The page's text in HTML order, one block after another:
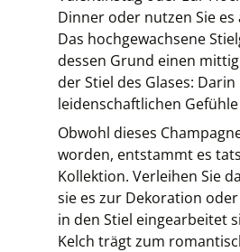
Dinner oder nutzen Sie
Das hochgewachsene
dessen Grund einen
der Stiel des Glases:
leidenschaftlichen
Obwohl dieses
worden, entstammt es
Kollektion. Verleihen Sie
sie es zur Dekoration
in den Stiel eingearbeitet
Kelch trägt zum